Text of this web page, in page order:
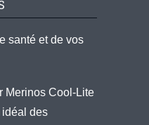
santé et de vos
Merinos Cool-Lite
idéal des